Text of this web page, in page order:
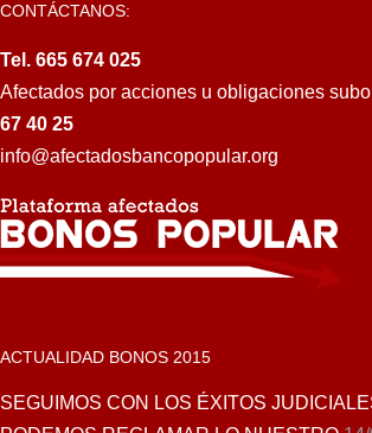
CONTÁCTANOS:
Tel. 665 674 025
Afectados por acciones u obligaciones
67 40 25
info@afectadosbancopopular.org
ACTUALIDAD BONOS 2015
SEGUIMOS CON LOS ÉXITOS